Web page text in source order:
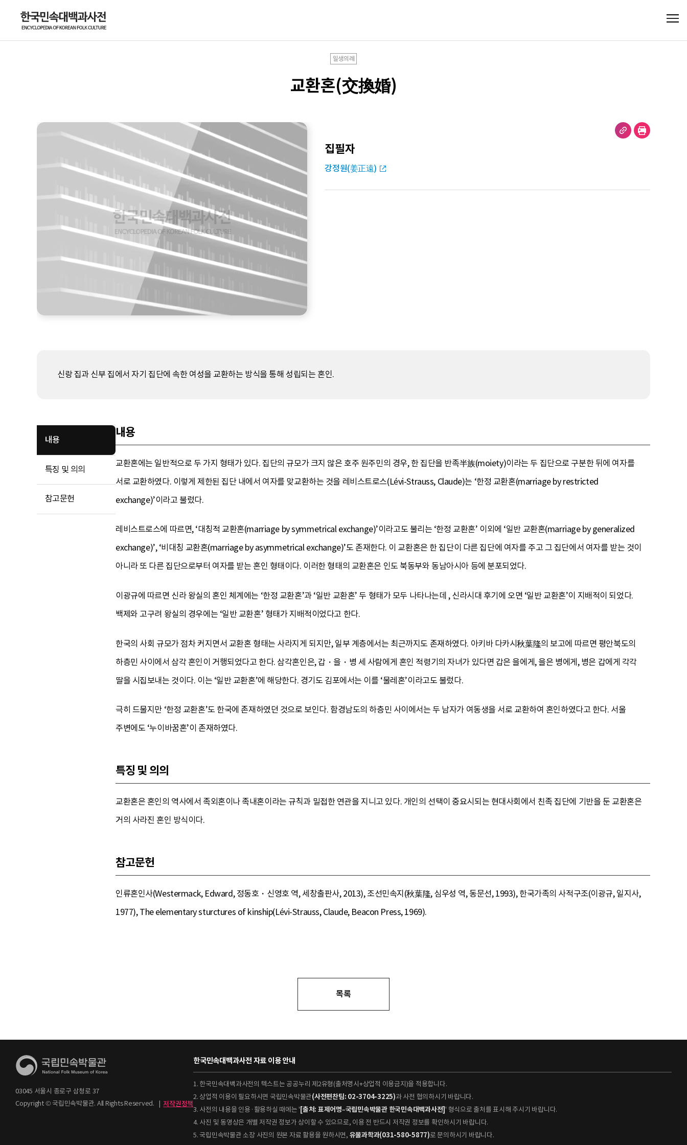
일생의례
교환혼(交換婚)
집필자
강정원(姜正遠)
신랑 집과 신부 집에서 자기 집단에 속한 여성을 교환하는 방식을 통해 성립되는 혼인.
내용
특징 및 의의
참고문헌
내용
교환혼에는 일반적으로 두 가지 형태가 있다. 집단의 규모가 크지 않은 호주 원주민의 경우, 한 집단을 반족半族(moiety)이라는 두 집단으로 구분한 뒤에 여자를
서로 교환하였다. 이렇게 제한된 집단 내에서 여자를 맞교환하는 것을 레비스트로스(Lévi-Strauss, Claude)는 ‘한정 교환혼(marriage by restricted
exchange)’이라고 불렀다.
레비스트로스에 따르면, ‘대칭적 교환혼(marriage by symmetrical exchange)’이라고도 불리는 ‘한정 교환혼’ 이외에 ‘일반 교환혼(marriage by generalized
exchange)’, ‘비대칭 교환혼(marriage by asymmetrical exchange)’도 존재한다. 이 교환혼은 한 집단이 다른 집단에 여자를 주고 그 집단에서 여자를 받는 것이
아니라 또 다른 집단으로부터 여자를 받는 혼인 형태이다. 이러한 형태의 교환혼은 인도 북동부와 동남아시아 등에 분포되었다.
이광규에 따르면 신라 왕실의 혼인 체계에는 ‘한정 교환혼’과 ‘일반 교환혼’ 두 형태가 모두 나타나는데 , 신라시대 후기에 오면 ‘일반 교환혼’이 지배적이 되었다.
백제와 고구려 왕실의 경우에는 ‘일반 교환혼’ 형태가 지배적이었다고 한다.
한국의 사회 규모가 점차 커지면서 교환혼 형태는 사라지게 되지만, 일부 계층에서는 최근까지도 존재하였다. 아키바 다카시秋葉隆의 보고에 따르면 평안북도의
하층민 사이에서 삼각 혼인이 거행되었다고 한다. 삼각혼인은, 갑・을・병 세 사람에게 혼인 적령기의 자녀가 있다면 갑은 을에게, 을은 병에게, 병은 갑에게 각각
딸을 시집보내는 것이다. 이는 ‘일반 교환혼’에 해당한다. 경기도 김포에서는 이를 ‘물레혼’이라고도 불렀다.
극히 드물지만 ‘한정 교환혼’도 한국에 존재하였던 것으로 보인다. 함경남도의 하층민 사이에서는 두 남자가 여동생을 서로 교환하여 혼인하였다고 한다. 서울
주변에도 ‘누이바꿈혼’이 존재하였다.
특징 및 의의
교환혼은 혼인의 역사에서 족외혼이나 족내혼이라는 규칙과 밀접한 연관을 지니고 있다. 개인의 선택이 중요시되는 현대사회에서 친족 집단에 기반을 둔 교환혼은
거의 사라진 혼인 방식이다.
참고문헌
인류혼인사(Westermack, Edward, 정동호・신영호 역, 세창출판사, 2013), 조선민속지(秋葉隆, 심우성 역, 동문선, 1993), 한국가족의 사적구조(이광규, 일지사,
1977), The elementary sturctures of kinship(Lévi-Strauss, Claude, Beacon Press, 1969).
목록
03045 서울시 종로구 삼청로 37
Copyright © 국립민속박물관. All Rights Reserved.
| 저작권정책
한국민속대백과사전 자료 이용 안내
1. 한국민속대백과사전의 텍스트는 공공누리 제2유형(출처명시+상업적 이용금지)을 적용합니다.
2. 상업적 이용이 필요하시면 국립민속박물관(사전편찬팀: 02-3704-3225)과 사전 협의하시기 바랍니다.
3. 사전의 내용을 인용·활용하실 때에는 ' [출처: 표제어명–국립민속박물관 한국민속대백과사전] ' 형식으로 출처를 표시해 주시기 바랍니다.
4. 사진 및 동영상은 개별 저작권 정보가 상이할 수 있으므로, 이용 전 반드시 저작권 정보를 확인하시기 바랍니다.
5. 국립민속박물관 소장 사진의 원본 자료 활용을 원하시면, 유물과학과(031-580-5877)로 문의하시기 바랍니다.